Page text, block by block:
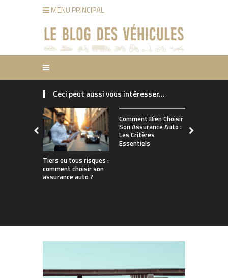
MENU PRINCIPAL
Ceci peut aussi vous intéresser...
Tiers ou tous risques :
comment choisir son
assurance auto ?
Comment Bien Choisir
Son Assurance Auto :
Les Critères
Essentiels